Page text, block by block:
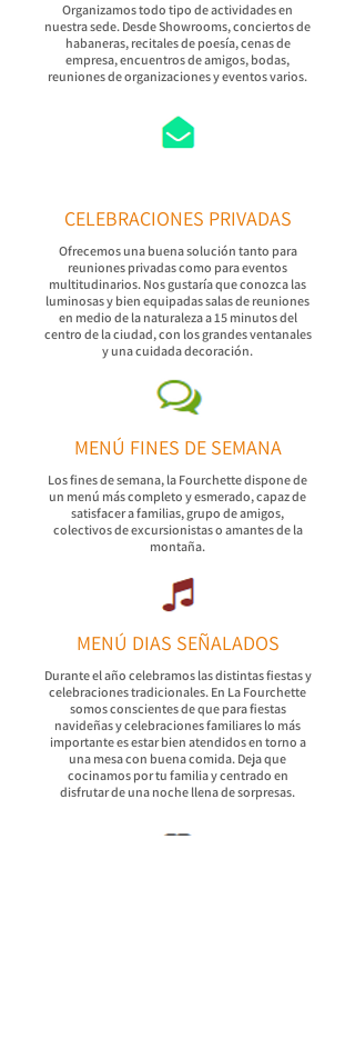
Organizamos todo tipo de actividades en
nuestra sede. Desde Showrooms, conciertos de
habaneras, recitales de poesía, cenas de
empresa, encuentros de amigos, bodas,
reuniones de organizaciones y eventos varios.
CELEBRACIONES PRIVADAS
Ofrecemos una buena solución tanto para
reuniones privadas como para eventos
multitudinarios. Nos gustaría que conozca las
luminosas y bien equipadas salas de reuniones
en medio de la naturaleza a 15 minutos del
centro de la ciudad, con los grandes ventanales
y una cuidada decoración.
MENÚ FINES DE SEMANA
Los fines de semana, la Fourchette dispone de
un menú más completo y esmerado, capaz de
satisfacer a familias, grupo de amigos,
colectivos de excursionistas o amantes de la
montaña.
MENÚ DIAS SEÑALADOS
Durante el año celebramos las distintas fiestas y
celebraciones tradicionales. En La Fourchette
somos conscientes de que para fiestas
navideñas y celebraciones familiares lo más
importante es estar bien atendidos en torno a
una mesa con buena comida. Deja que
cocinamos por tu familia y centrado en
disfrutar de una noche llena de sorpresas.